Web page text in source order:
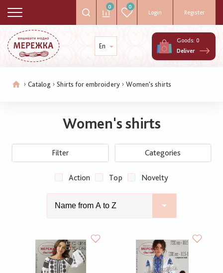
0 0
Login Register
En
Goods: 0
Deliver
Breadcrumb
Catalog Shirts for embroidery Women's shirts
Women's shirts
Filter Categories
Action Top Novelty